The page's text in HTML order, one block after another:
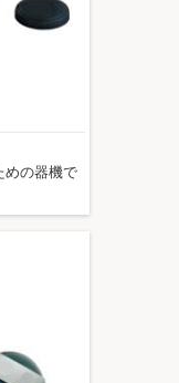
めの器機で